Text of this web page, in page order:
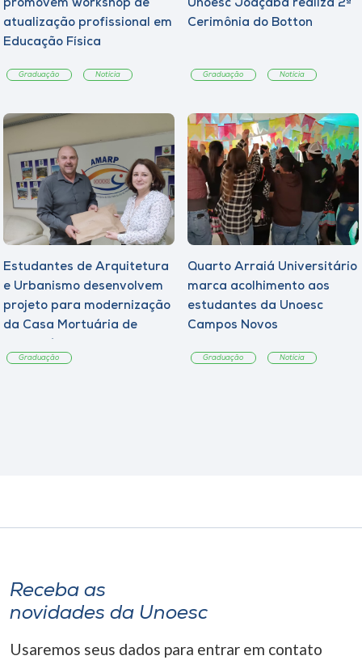
promovem workshop de
atualização profissional em
Educação Física
Graduação Notícia
Unoesc Joaçaba realiza 2ª
Cerimônia do Botton
Graduação Notícia
Estudantes de Arquitetura
e Urbanismo desenvolvem
projeto para modernização
da Casa Mortuária de
Graduação
Quarto Arraiá Universitário
marca acolhimento aos
estudantes da Unoesc
Campos Novos
Graduação Notícia
Receba as
novidades da Unoesc
Usaremos seus dados para entrar em contato